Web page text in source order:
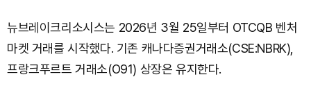
뉴브레이크리소시스는 2026년 3월 25일부터 OTCQB 벤처
마켓 거래를 시작했다. 기존 캐나다증권거래소(CSE:NBRK),
프랑크푸르트 거래소(O91) 상장은 유지한다.